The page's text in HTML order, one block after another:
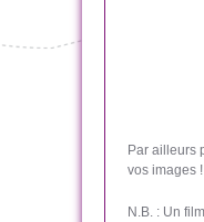
Par ailleurs
vos images !
N.B. : Un